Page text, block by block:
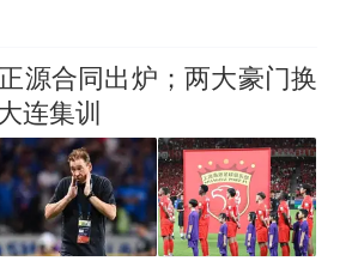
源合同出炉；两大豪门换
连集训